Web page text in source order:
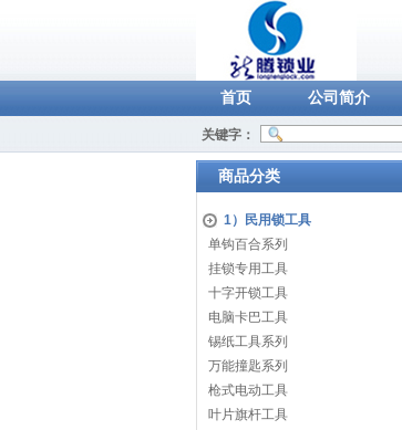
首页 公司简介
关键字：
商品分类
1）民用锁工具
单钩百合系列
挂锁专用工具
十字开锁工具
电脑卡巴工具
锡纸工具系列
万能撞匙系列
枪式电动工具
叶片旗杆工具